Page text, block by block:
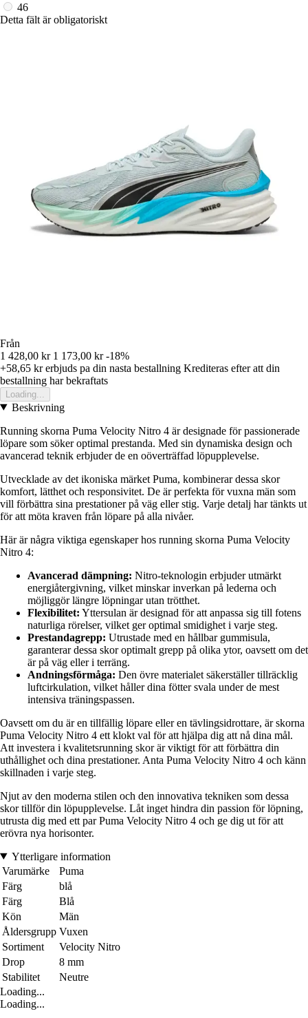
46
Detta fält är obligatoriskt
Från
1 428,00 kr 1 173,00 kr -18%
+58,65 krerbjuds pa din nasta bestallning Krediteras efter att din
bestallning har bekraftats
Loading...
Beskrivning
Running skorna Puma Velocity Nitro 4 är designade för passionerade
löpare som söker optimal prestanda. Med sin dynamiska design och
avancerad teknik erbjuder de en oöverträffad löpupplevelse.
Utvecklade av det ikoniska märket Puma, kombinerar dessa skor
komfort, lätthet och responsivitet. De är perfekta för vuxna män som
vill förbättra sina prestationer på väg eller stig. Varje detalj har tänkts ut
för att möta kraven från löpare på alla nivåer.
Här är några viktiga egenskaper hos running skorna Puma Velocity
Nitro 4:
Avancerad dämpning: Nitro-teknologin erbjuder utmärkt
energiåtergivning, vilket minskar inverkan på lederna och
möjliggör längre löpningar utan trötthet.
Flexibilitet: Yttersulan är designad för att anpassa sig till fotens
naturliga rörelser, vilket ger optimal smidighet i varje steg.
Prestandagrepp: Utrustade med en hållbar gummisula,
garanterar dessa skor optimalt grepp på olika ytor, oavsett om det
är på väg eller i terräng.
Andningsförmåga: Den övre materialet säkerställer tillräcklig
luftcirkulation, vilket håller dina fötter svala under de mest
intensiva träningspassen.
Oavsett om du är en tillfällig löpare eller en tävlingsidrottare, är skorna
Puma Velocity Nitro 4 ett klokt val för att hjälpa dig att nå dina mål.
Att investera i kvalitetsrunning skor är viktigt för att förbättra din
uthållighet och dina prestationer. Anta Puma Velocity Nitro 4 och känn
skillnaden i varje steg.
Njut av den moderna stilen och den innovativa tekniken som dessa
skor tillför din löpupplevelse. Låt inget hindra din passion för löpning,
utrusta dig med ett par Puma Velocity Nitro 4 och ge dig ut för att
erövra nya horisonter.
Ytterligare information
Varumärke
Puma
Färg
blå
Färg
Blå
Kön
Män
Åldersgrupp Vuxen
Sortiment
Velocity Nitro
Drop
8 mm
Stabilitet
Neutre
Loading...
Loading...